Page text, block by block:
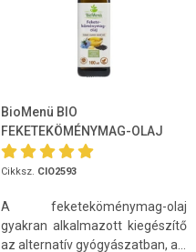
BioMenü BIO
FEKETEKÖMÉNYMAG-OLAJ
100 ml
Cikksz. CIO2593
A feketeköménymag-olaj
gyakran alkalmazott kiegészítő
az alternatív gyógyászatban, a...